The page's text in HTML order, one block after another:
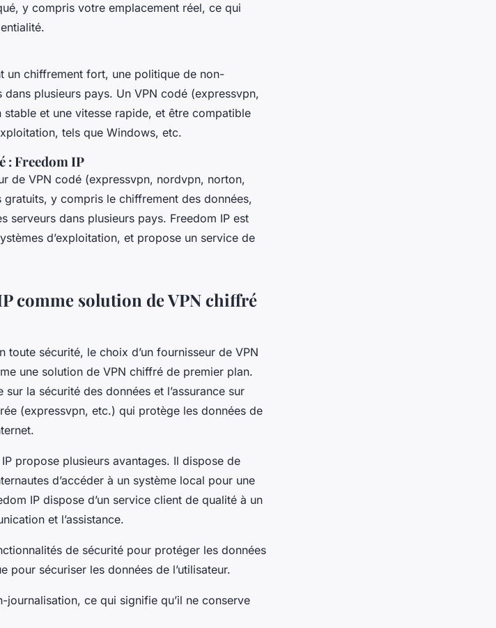
y compris votre emplacement réel, ce qui
un chiffrement fort, une politique de non-
plusieurs pays. Un VPN codé (expressvpn,
et une vitesse rapide, et être compatible
tels que Windows, etc.
: Freedom IP
de VPN codé (expressvpn, nordvpn, norton,
y compris le chiffrement des données,
serveurs dans plusieurs pays. Freedom IP est
d’exploitation, et propose un service de
comme solution de VPN chiffré
toute sécurité, le choix d’un fournisseur de VPN
une solution de VPN chiffré de premier plan.
la sécurité des données et l’assurance sur
(expressvpn, etc.) qui protège les données de
propose plusieurs avantages. Il dispose de
d’accéder à un système local pour une
IP dispose d’un service client de qualité à un
et l’assistance.
de sécurité pour protéger les données
pour sécuriser les données de l’utilisateur.
ce qui signifie qu’il ne conserve